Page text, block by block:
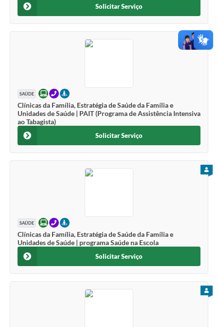
Solicitar Serviço
SAÚDE ONLINETELEFONEPRESENCIAL
Clínicas da Família, Estratégia de Saúde da Família e
Unidades de Saúde | PAIT (Programa de Assistência Intensiva
ao Tabagista)
PARA
Solicitar Serviço
SAÚDE ONLINETELEFONEPRESENCIAL
Clínicas da Família, Estratégia de Saúde da Família e
Unidades de Saúde | programa Saúde na Escola
Solicitar Serviço